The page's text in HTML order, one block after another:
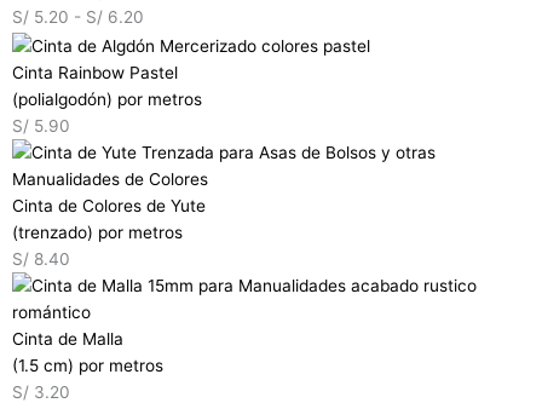
S/ 5.20 - S/ 6.20
Cinta Rainbow Pastel
(polialgodón) por metros
S/ 5.90
Cinta de Colores de Yute
(trenzado) por metros
S/ 8.40
Cinta de Malla
(1.5 cm) por metros
S/ 3.20